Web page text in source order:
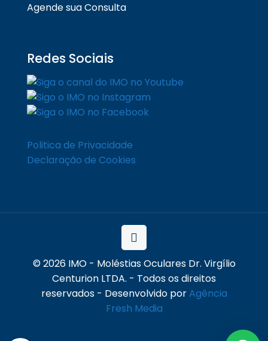
Agende sua Consulta
Redes Sociais
Politica de Privacidade
Declaração de Cookies
© 2026 IMO - Moléstias Oculares Dr. Virgílio
Centurion LTDA. - Todos os direitos
reservados - Desenvolvido porAgência
Fresh Media